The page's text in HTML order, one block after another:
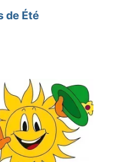
de Été